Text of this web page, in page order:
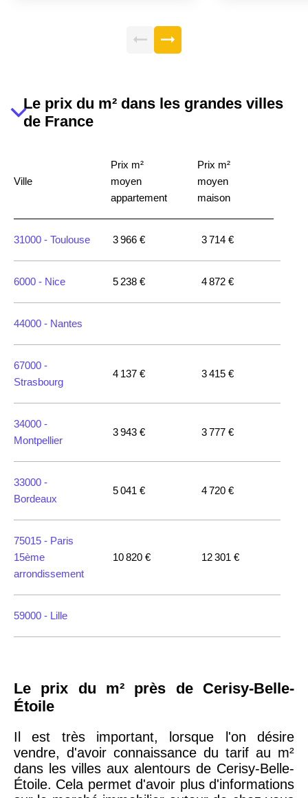
Le prix du m² dans les grandes villes
de France
Ville
Prix m²
moyen
appartement
Prix m²
moyen
maison
31000 - Toulouse 3 966 € 3 714 €
6000 - Nice 5 238 € 4 872 €
44000 - Nantes
67000 -
Strasbourg
4 137 € 3 415 €
34000 -
Montpellier
3 943 € 3 777 €
33000 -
Bordeaux
5 041 € 4 720 €
75015 - Paris
15ème
arrondissement
10 820 € 12 301 €
59000 - Lille
75018 -
arrondissement
75020 -Paris
20ème
9 623 € 11 141 €
Le prix du m² près de Cerisy-Belle-
Étoile
Il est très important, lorsque l'on désire
vendre, d'avoir connaissance du tarif au m²
dans les villes aux alentours de Cerisy-Belle-
Étoile. Cela permet d'avoir plus d'informations